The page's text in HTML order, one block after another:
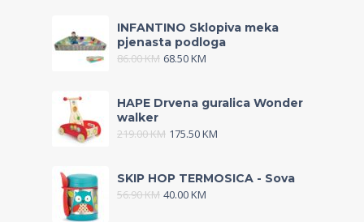
INFANTINO Sklopiva meka
pjenasta podloga
86.00KM 68.50KM
HAPE Drvena guralica Wonder
walker
219.00KM 175.50KM
SKIP HOP TERMOSICA - Sova
56.90KM 40.00KM